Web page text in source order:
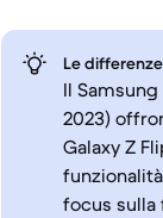
Le
Il
2023)
Galaxy Z
focus sulla